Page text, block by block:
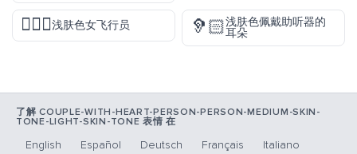
👩🏻‍✈️浅肤色女飞行员 🦻🏻浅肤色佩戴助听器的
耳朵
了解 COUPLE-WITH-HEART-PERSON-PERSON-MEDIUM-SKIN-
TONE-LIGHT-SKIN-TONE 表情 在
English Español Deutsch Français Italiano